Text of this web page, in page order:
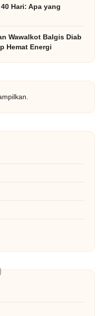
Hari: Apa yang
Wawalkot Balgis Diab
Hemat Energi